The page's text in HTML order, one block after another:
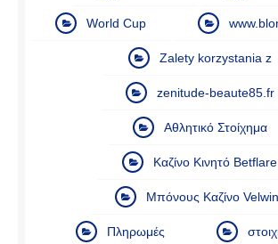
World Cup
Zalety korzystania z
zenitude-beaute85.fr
Αθλητικό Στοίχημα
Καζίνο Κινητό Betflare
Μπόνους Καζίνο
Πληρωμές